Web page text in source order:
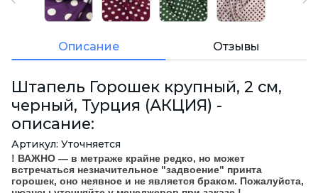
Описание Отзывы
Штапель Горошек крупный, 2 см,
черный, Турция (АКЦИЯ) -
описание:
Артикул: Уточняется
! ВАЖНО — в метраже крайне редко, но может
встречаться незначительное "задвоение" принта
горошек, оно неявное и не является браком. Пожалуйста,